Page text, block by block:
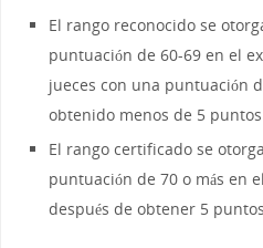
El rango reconocido se
puntuación de 60-69 en el
jueces con una puntuación
obtenido menos de 5
El rango certificado se
puntuación de 70 o más en
después de obtener 5